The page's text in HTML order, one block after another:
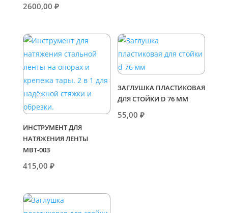
2600,00 ₽
ИНСТРУМЕНТ ДЛЯ
НАТЯЖЕНИЯ ЛЕНТЫ
МВТ-003
415,00 ₽
ЗАГЛУШКА ПЛАСТИКОВАЯ
ДЛЯ СТОЙКИ D 76 ММ
55,00₽